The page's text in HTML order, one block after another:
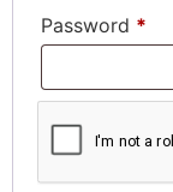
Password *